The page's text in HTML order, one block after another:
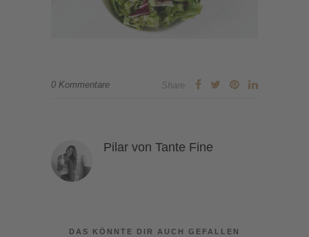
0 Kommentare Share
Pilar von Tante Fine
DAS KÖNNTE DIR AUCH GEFALLEN